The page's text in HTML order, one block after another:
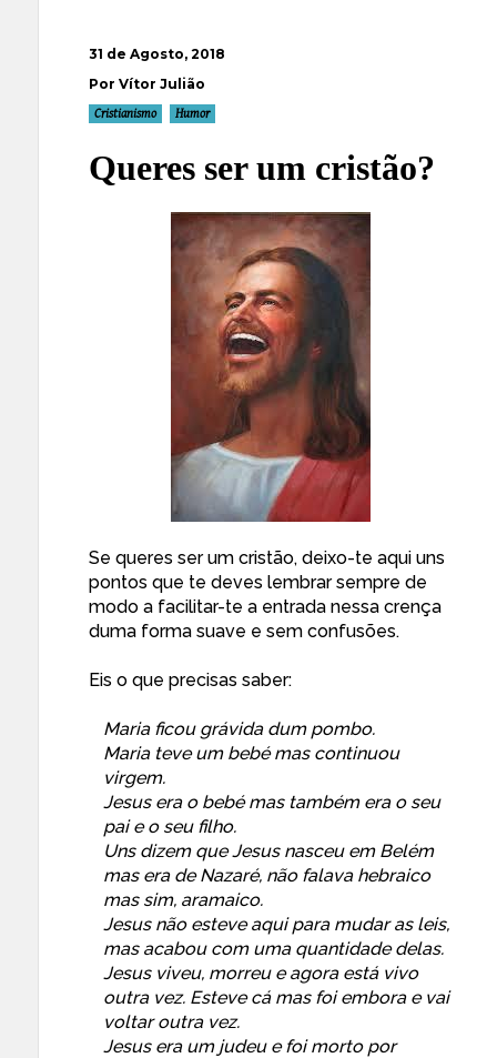
31 de Agosto, 2018
Por Vítor Julião
Cristianismo Humor
Queres ser um cristão?
Se queres ser um cristão, deixo-te aqui uns
pontos que te deves lembrar sempre de
modo a facilitar-te a entrada nessa crença
duma forma suave e sem confusões.
Eis o que precisas saber:
Maria ficou grávida dum pombo.
Maria teve um bebé mas continuou
virgem.
Jesus era o bebé mas também era o seu
pai e o seu filho.
Uns dizem que Jesus nasceu em Belém
mas era de Nazaré, não falava hebraico
mas sim, aramaico.
Jesus não esteve aqui para mudar as leis,
mas acabou com uma quantidade delas.
Jesus viveu, morreu e agora está vivo
outra vez. Esteve cá mas foi embora e vai
voltar outra vez.
Jesus era um judeu e foi morto por